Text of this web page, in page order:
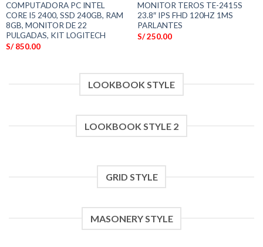
COMPUTADORA PC INTEL
CORE I5 2400, SSD 240GB, RAM
8GB, MONITOR DE 22
PULGADAS, KIT LOGITECH
S/850.00
MONITOR TEROS TE-2415S
23.8″ IPS FHD 120HZ 1MS
PARLANTES
S/250.00
LOOKBOOK STYLE
LOOKBOOK STYLE 2
GRID STYLE
MASONERY STYLE